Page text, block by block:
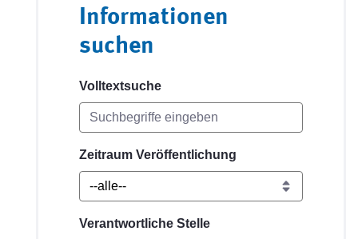
Informationen
suchen
Volltextsuche
Zeitraum Veröffentlichung
Verantwortliche Stelle